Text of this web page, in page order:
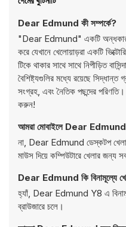
Dear Edmund কী সম্পর্কে?
"Dear Edmund" একটি অন্ধকার
করে যেখানে খেলোয়াড়রা একটি
টিকে থাকার সাথে সাথে নিপীড়িত
বৈশিষ্ট্যগুলির মধ্যে রয়েছে সিদ্ধান্ত
সংগ্রহ, এবং নৈতিক পছন্দের
করুন!
আমরা মোবাইলে Dear Edmund
না, Dear Edmund ডেস্কটপ
মাউস দিয়ে কম্পিউটারে খেলার জন্য
Dear Edmund কি বিনামূল্যে
হ্যাঁ, Dear Edmund Y8 এ
ব্রাউজারে চলে।